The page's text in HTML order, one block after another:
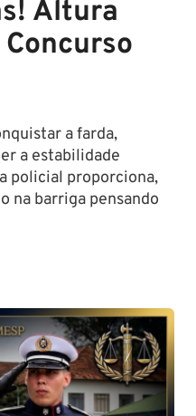
Altura
a farda,
a estabilidade
policial proporciona,
na barriga pensando